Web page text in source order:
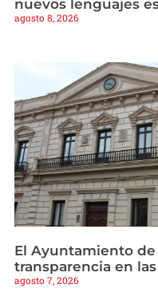
nuevos lenguajes
agosto 8, 2026
El Ayuntamiento de
transparencia en
agosto 7, 2026